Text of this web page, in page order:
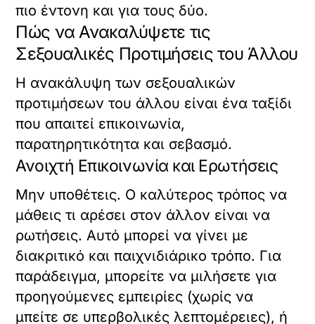
πιο έντονη και για τους δύο.
Πώς να Ανακαλύψετε τις
Σεξουαλικές Προτιμήσεις του Άλλου
Η ανακάλυψη των σεξουαλικών
προτιμήσεων του άλλου είναι ένα ταξίδι
που απαιτεί επικοινωνία,
παρατηρητικότητα και σεβασμό.
Ανοιχτή Επικοινωνία και Ερωτήσεις
Μην υποθέτεις. Ο καλύτερος τρόπος να
μάθεις τι αρέσει στον άλλον είναι να
ρωτήσεις. Αυτό μπορεί να γίνει με
διακριτικό και παιχνιδιάρικο τρόπο. Για
παράδειγμα, μπορείτε να μιλήσετε για
προηγούμενες εμπειρίες (χωρίς να
μπείτε σε υπερβολικές λεπτομέρειες), ή